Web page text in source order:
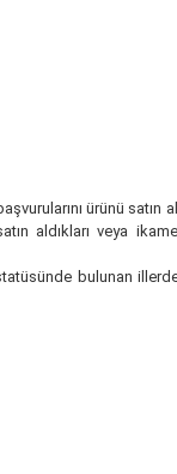
ürünü satın
aldıkları veya
bulunan